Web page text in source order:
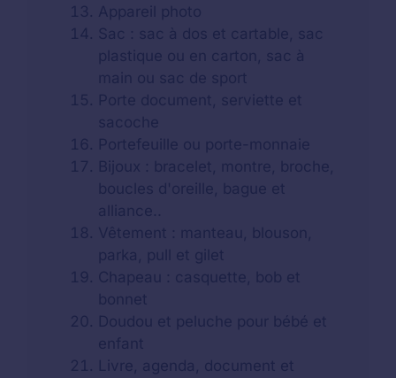
Appareil photo
Sac : sac à dos et cartable, sac
plastique ou en carton, sac à
main ou sac de sport
Porte document, serviette et
sacoche
Portefeuille ou porte-monnaie
Bijoux : bracelet, montre, broche,
boucles d'oreille, bague et
alliance..
Vêtement : manteau, blouson,
parka, pull et gilet
Chapeau : casquette, bob et
bonnet
Doudou et peluche pour bébé et
enfant
Livre, agenda, document et